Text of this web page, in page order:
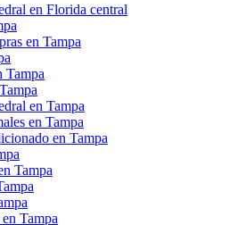
en Florida central
en Tampa
Tampa
en Tampa
en Tampa
en Tampa
Tampa
Tampa